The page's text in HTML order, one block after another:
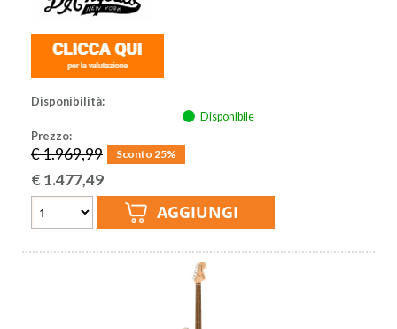
Disponibilità:
Disponibile
Prezzo:
€ 1.969,99 Sconto 25%
€1.477,49